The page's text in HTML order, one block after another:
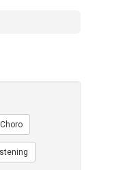
Choro